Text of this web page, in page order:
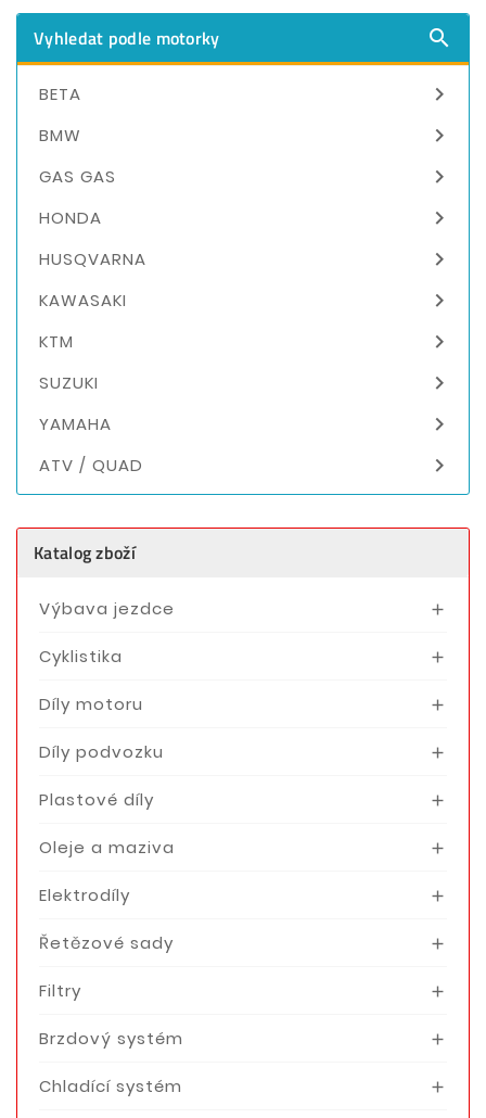
Vyhledat podle motorky 
BETA 
BMW 
GAS GAS 
HONDA 
HUSQVARNA 
KAWASAKI 
KTM 
SUZUKI 
YAMAHA 
ATV / QUAD 
Katalog zboží
Výbava jezdce 
Cyklistika 
Díly motoru 
Díly podvozku 
Plastové díly 
Oleje a maziva 
Elektrodíly 
Řetězové sady 
Filtry 
Brzdový systém 
Chladící systém 